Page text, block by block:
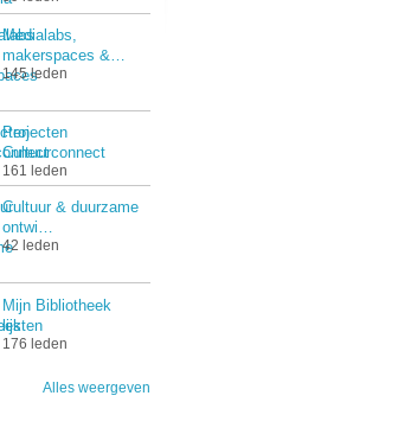
Medialabs,
makerspaces &…
145 leden
Projecten
Cultuurconnect
161 leden
Cultuur & duurzame
ontwi…
42 leden
Mijn Bibliotheek
lijsten
176 leden
Alles weergeven